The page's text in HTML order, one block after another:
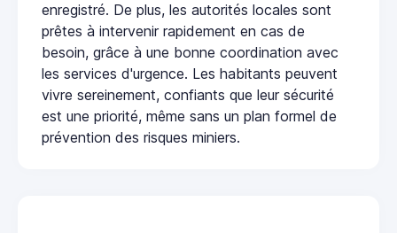
enregistré. De plus, les autorités locales sont
prêtes à intervenir rapidement en cas de
besoin, grâce à une bonne coordination avec
les services d'urgence. Les habitants peuvent
vivre sereinement, confiants que leur sécurité
est une priorité, même sans un plan formel de
prévention des risques miniers.